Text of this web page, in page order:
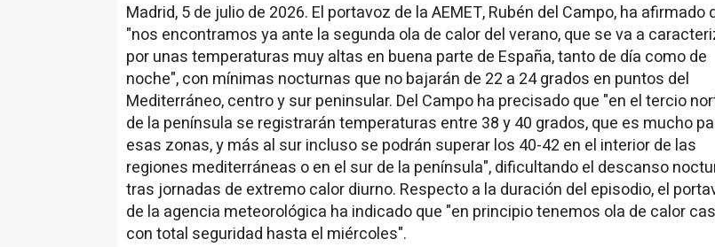
Madrid, 5 de julio de 2026. El portavoz de la AEMET, Rubén del Campo, ha afirmado
"nos encontramos ya ante la segunda ola de calor del verano, que se va a
por unas temperaturas muy altas en buena parte de España, tanto de día como de
noche", con mínimas nocturnas que no bajarán de 22 a 24 grados en puntos del
Mediterráneo, centro y sur peninsular. Del Campo ha precisado que "en el tercio
de la península se registrarán temperaturas entre 38 y 40 grados, que es mucho
esas zonas, y más al sur incluso se podrán superar los 40-42 en el interior de las
regiones mediterráneas o en el sur de la península", dificultando el descanso
tras jornadas de extremo calor diurno. Respecto a la duración del episodio, el
de la agencia meteorológica ha indicado que "en principio tenemos ola de calor
con total seguridad hasta el miércoles".